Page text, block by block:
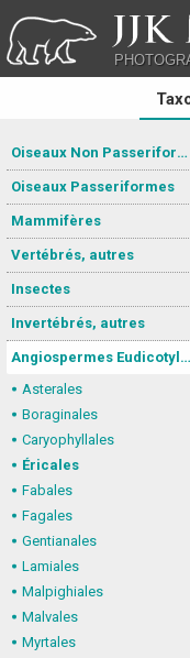
JJK
Oiseaux Non Passeriformes
Oiseaux Passeriformes
Mammifères
Vertébrés, autres
Insectes
Invertébrés, autres
Angiospermes Eudicotylédones
Asterales
Boraginales
Caryophyllales
Éricales
Fabales
Fagales
Gentianales
Lamiales
Malpighiales
Malvales
Myrtales